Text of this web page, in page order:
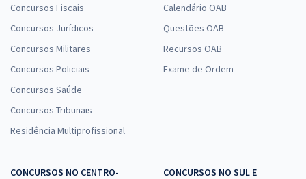
Concursos Fiscais
Concursos Jurídicos
Concursos Militares
Concursos Policiais
Concursos Saúde
Concursos Tribunais
Residência Multiprofissional
Calendário OAB
Questões OAB
Recursos OAB
Exame de Ordem
CONCURSOS NO CENTRO-
CONCURSOS NO SUL E